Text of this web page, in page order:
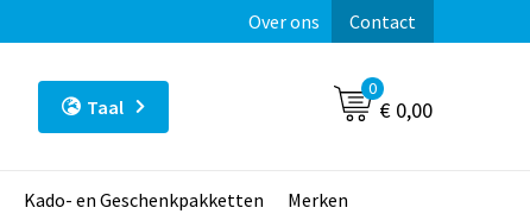
Over ons Contact
Taal
0
€ 0,00
Kado- en Geschenkpakketten Merken